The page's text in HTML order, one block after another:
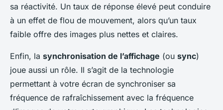
sa réactivité. Un taux de réponse élevé peut conduire
à un effet de flou de mouvement, alors qu’un taux
faible offre des images plus nettes et claires.
Enfin, la synchronisation de l’affichage (ou sync)
joue aussi un rôle. Il s’agit de la technologie
permettant à votre écran de synchroniser sa
fréquence de rafraîchissement avec la fréquence